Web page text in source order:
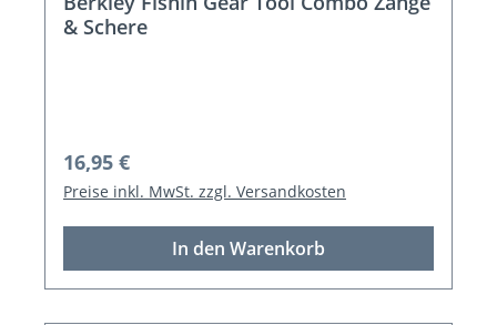
& Schere
Regulärer Preis:
16,95 €
Preise inkl. MwSt. zzgl. Versandkosten
In den Warenkorb